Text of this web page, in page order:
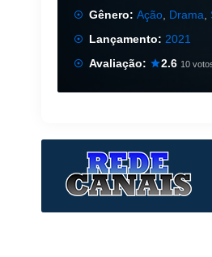
Gênero:Ação Drama
Lançamento: 2021
Avaliação:
2.6 10